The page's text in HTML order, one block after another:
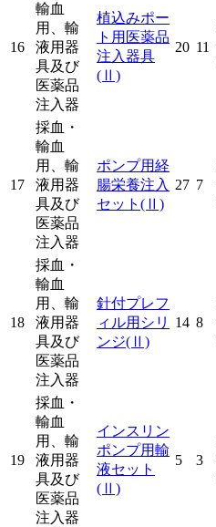
16
輸血
用、輸
液用器
具及び
医薬品
注入器
植込みポー
ト用医薬品
注入器具
(Ⅱ)
20 11
17
採血・
輸血
用、輸
液用器
具及び
医薬品
注入器
ポンプ用経
腸栄養注入
セット (Ⅱ)
27 7
18
採血・
輸血
用、輸
液用器
具及び
医薬品
注入器
針付プレフ
ィル用シリ
ンジ(Ⅱ)
14 8
19
採血・
輸血
用、輸
液用器
具及び
医薬品
注入器
インスリン
ポンプ用輸
液セット
(Ⅱ)
5 3